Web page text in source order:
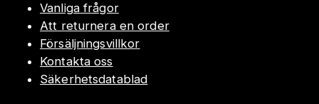
Vanliga frågor
Att returnera en order
Försäljningsvillkor
Kontakta oss
Säkerhetsdatablad